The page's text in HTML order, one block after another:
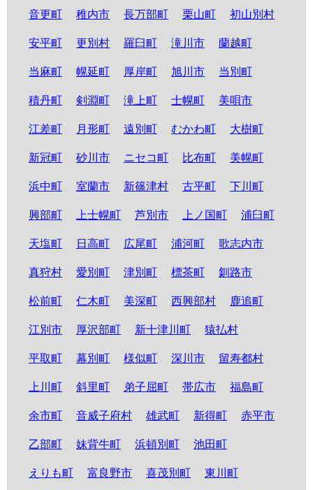
音更町 稚内市 長万部町 栗山町 初山別村
安平町 更別村 羅臼町 滝川市 蘭越町
当麻町 幌延町 厚岸町 旭川市 当別町
積丹町 剣淵町 滝上町 士幌町 美唄市
江差町 月形町 遠別町 むかわ町 大樹町
新冠町 砂川市 ニセコ町 比布町 美幌町
浜中町 室蘭市 新篠津村 古平町 下川町
興部町 上士幌町 芦別市 上ノ国町 浦臼町
天塩町 日高町 広尾町 浦河町 歌志内市
真狩村 愛別町 津別町 標茶町 釧路市
松前町 仁木町 美深町 西興部村 鹿追町
江別市 厚沢部町 新十津川町 猿払村
平取町 幕別町 様似町 深川市 留寿都村
上川町 斜里町 弟子屈町 帯広市 福島町
余市町 音威子府村 雄武町 新得町 赤平市
乙部町 妹背牛町 浜頓別町 池田町
えりも町 富良野市 喜茂別町 東川町